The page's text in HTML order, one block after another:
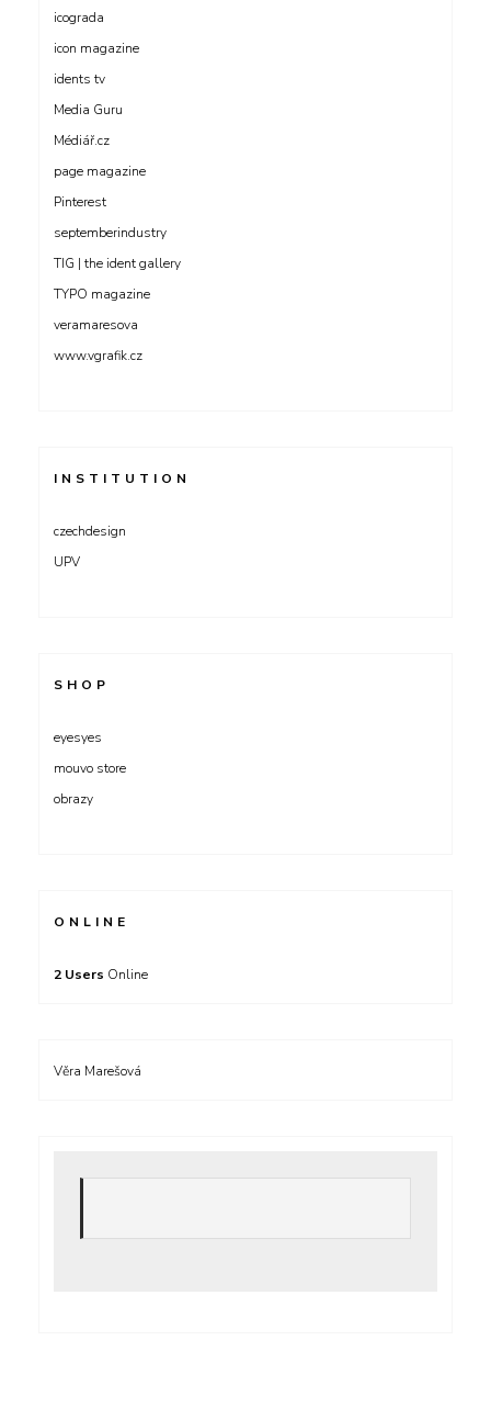
icograda
icon magazine
idents tv
Media Guru
Médiář.cz
page magazine
Pinterest
septemberindustry
TIG | the ident gallery
TYPO magazine
veramaresova
www.vgrafik.cz
INSTITUTION
czechdesign
UPV
SHOP
eyesyes
mouvo store
obrazy
ONLINE
2 Users Online
Věra Marešová